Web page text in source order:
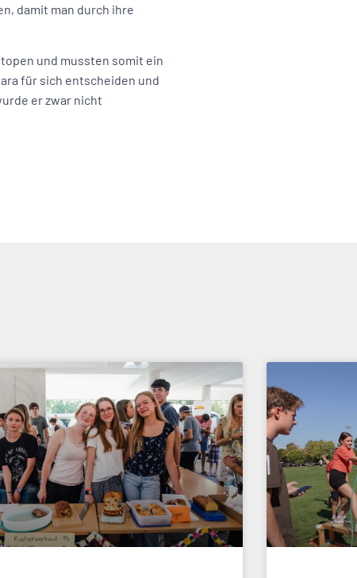
damit man durch ihre
und mussten somit ein
für sich entscheiden und
er zwar nicht